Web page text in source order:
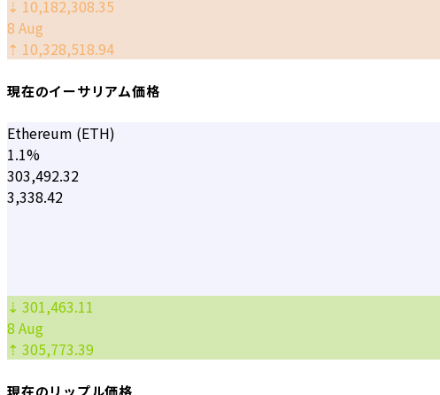
⇣ 10,182,308.35
8 Aug
⇡ 10,328,518.94
現在のイーサリアム価格
Ethereum (ETH)
1.1%
303,492.32
3,338.42
⇣ 301,463.11
8 Aug
⇡ 305,773.39
現在のリップル価格